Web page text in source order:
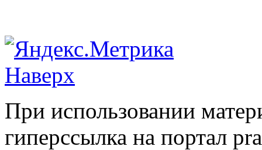
Наверх
При использовании
гиперссылка на портал